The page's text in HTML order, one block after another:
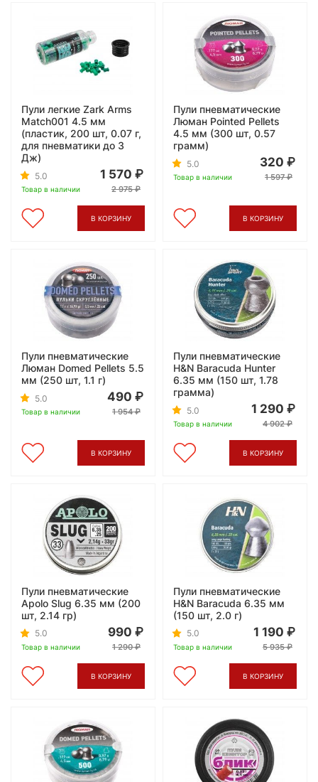
Пули легкие Zark Arms
Match001 4.5 мм
(пластик, 200 шт, 0.07 г,
для пневматики до 3
Дж)
5.0
Товар в наличии
1 570
2 975
В КОРЗИНУ
Пули пневматические
Люман Pointed Pellets
4.5 мм (300 шт, 0.57
грамм)
5.0
Товар в наличии
320
1 597
В КОРЗИНУ
Пули пневматические
Люман Domed Pellets 5.5
мм (250 шт, 1.1 г)
5.0
Товар в наличии
490
1 954
В КОРЗИНУ
Пули пневматические
H&N Baracuda Hunter
6.35 мм (150 шт, 1.78
грамма)
5.0
Товар в наличии
1 290
4 902
В КОРЗИНУ
Пули пневматические
Apolo Slug 6.35 мм (200
шт, 2.14 гр)
5.0
Товар в наличии
990
1 290
В КОРЗИНУ
Пули пневматические
H&N Baracuda 6.35 мм
(150 шт, 2.0 г)
5.0
Товар в наличии
1 190
5 935
В КОРЗИНУ